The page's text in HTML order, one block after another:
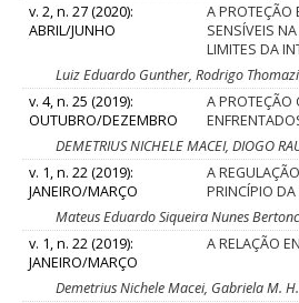
v. 2, n. 27 (2020):
ABRIL/JUNHO
A PROTEÇÃO
SENSÍVEIS
LIMITES DA
Luiz Eduardo Gunther, Rodrigo
v. 4, n. 25 (2019):
OUTUBRO/DEZEMBRO
A PROTEÇÃO
DEMETRIUS NICHELE MACEI, DIOGO
v. 1, n. 22 (2019):
JANEIRO/MARÇO
A
PRINCÍPIO
Mateus Eduardo Siqueira Nunes
v. 1, n. 22 (2019):
JANEIRO/MARÇO
A RELAÇÃO
Demetrius Nichele Macei, Gabriela M.